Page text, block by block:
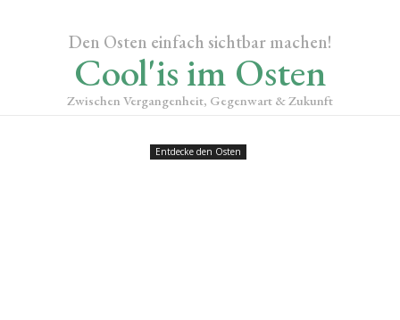
Den Osten einfach sichtbar machen!
Cool'is im Osten
Zwischen Vergangenheit, Gegenwart & Zukunft
Entdecke den Osten